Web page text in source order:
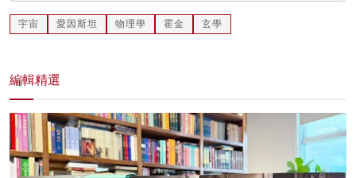
宇宙 愛因斯坦 物理學 霍金 玄學
編輯精選